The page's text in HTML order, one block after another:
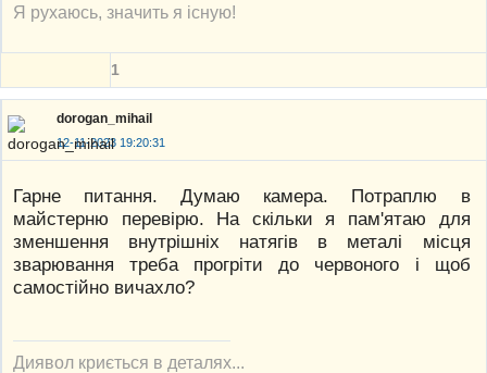
Я рухаюсь, значить я існую!
1
dorogan_mihail
12-11-2023 19:20:31
Гарне питання. Думаю камера. Потраплю в
майстерню перевірю. На скільки я пам'ятаю для
зменшення внутрішніх натягів в металі місця
зварювання треба прогріти до червоного і щоб
самостійно вичахло?
Диявол криється в деталях...